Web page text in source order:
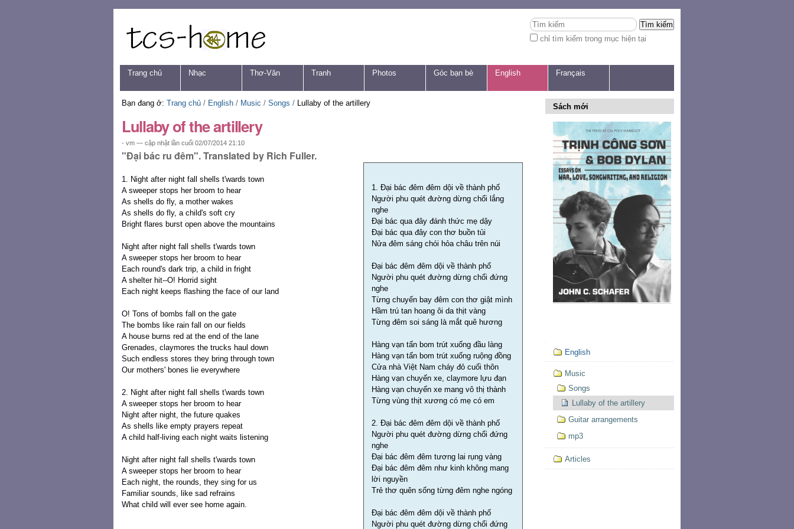
nội
dung.
Chuyển
đến
định
hướng
cụ
Tìm kiếm
chỉ tìm kiếm trong mục hiện tại
nâng
Navigation
Trang chủ Nhạc Thơ-Văn Tranh Photos Góc bạn bè English Français
Bạn đang ở: Trang chủ / English / Music / Songs / Lullaby of the artillery
Lullaby of the artillery
- vm — cập nhật lần cuối 02/07/2014 21:10
"Đại bác ru đêm". Translated by Rich Fuller.
1. Đại bác đêm đêm dội về thành phố
Người phu quét đường dừng chổi lắng
nghe
Đại bác qua đây đánh thức mẹ dậy
Đại bác qua đây con thơ buồn tủi
Nửa đêm sáng chói hỏa châu trên núi
Đại bác đêm đêm dội về thành phố
Người phu quét đường dừng chổi đứng
nghe
Từng chuyến bay đêm con thơ giật mình
Hầm trú tan hoang ôi da thịt vàng
Từng đêm soi sáng là mắt quê hương
Hàng vạn tấn bom trút xuống đầu làng
Hàng vạn tấn bom trút xuống ruộng đồng
Cửa nhà Việt Nam cháy đỏ cuối thôn
Hàng vạn chuyến xe, claymore lựu đạn
Hàng vạn chuyến xe mang vô thị thành
Từng vùng thịt xương có mẹ có em
2. Đại bác đêm đêm dội về thành phố
Người phu quét đường dừng chổi đứng
nghe
Đại bác đêm đêm tương lai rụng vàng
Đại bác đêm đêm như kinh không mang
lời nguyền
Trẻ thơ quên sống từng đêm nghe ngóng
Đại bác đêm đêm dội về thành phố
Người phu quét đường dừng chổi đứng
1. Night after night fall shells t'wards town
A sweeper stops her broom to hear
As shells do fly, a mother wakes
As shells do fly, a child's soft cry
Bright flares burst open above the mountains
Night after night fall shells t'wards town
A sweeper stops her broom to hear
Each round's dark trip, a child in fright
A shelter hit--O! Horrid sight
Each night keeps flashing the face of our land
O! Tons of bombs fall on the gate
The bombs like rain fall on our fields
A house burns red at the end of the lane
Grenades, claymores the trucks haul down
Such endless stores they bring through town
Our mothers' bones lie everywhere
2. Night after night fall shells t'wards town
A sweeper stops her broom to hear
Night after night, the future quakes
As shells like empty prayers repeat
A child half-living each night waits listening
Night after night fall shells t'wards town
A sweeper stops her broom to hear
Each night, the rounds, they sing for us
Familiar sounds, like sad refrains
What child will ever see home again.
Sách mới
Mục
định
hướng
English
Music
Songs
Lullaby of the artillery
Guitar arrangements
mp3
Articles